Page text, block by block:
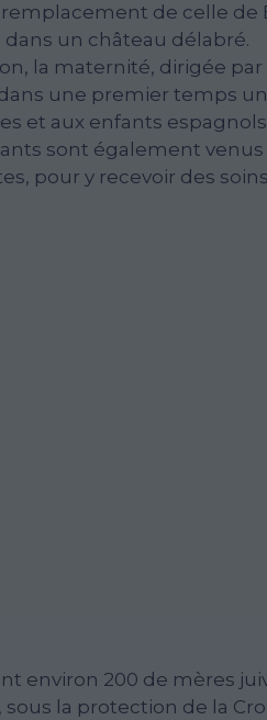
remplacement de celle de
dans un château délabré.
la maternité, dirigée par
une premier temps
et aux enfants
sont également venus
pour y recevoir des
environ 200 de mères
la protection de la